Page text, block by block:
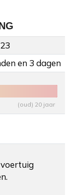
en 3 dagen
(oud) 20 jaar